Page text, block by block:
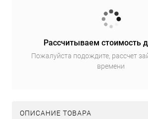
Рассчитываем стоимость
Пожалуйста подождите, рассчет
времени
ОПИСАНИЕ ТОВАРА